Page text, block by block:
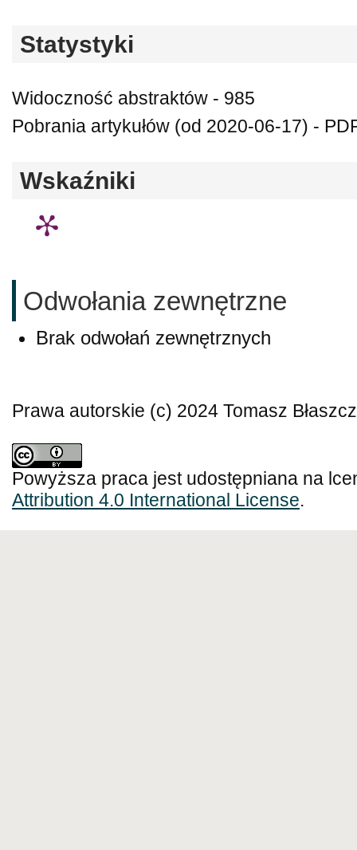
Statystyki
Widoczność abstraktów - 985
Pobrania artykułów (od 2020-06-17) -
Wskaźniki
Odwołania zewnętrzne
Brak odwołań zewnętrznych
Prawa autorskie (c) 2024 Tomasz
Powyższa praca jest udostępniana na
Attribution 4.0 International License.